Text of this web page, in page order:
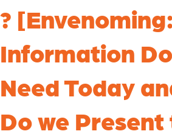
?
Information
Need Today
Do we Present